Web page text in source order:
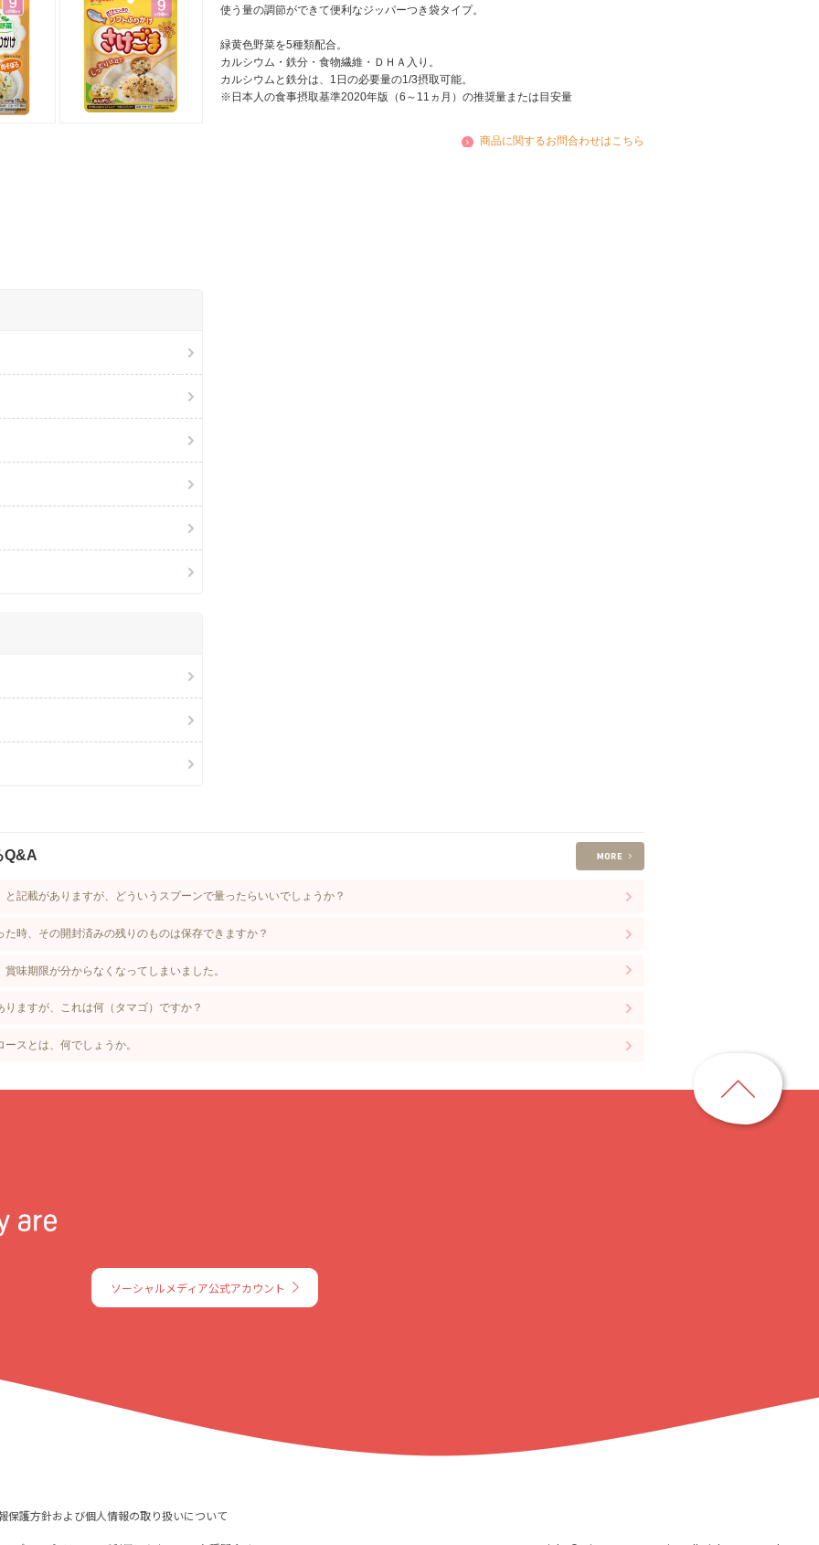
使う量の調節ができて便利なジッパーつき袋タイプ。
緑黄色野菜を5種類配合。
カルシウム・鉄分・食物繊維・ＤＨＡ入り。
カルシウムと鉄分は、1日の必要量の1/3摂取可能。
※日本人の食事摂取基準2020年版（6～11ヵ月）の推奨量または目安量
商品に関するお問合わせはこちら
Q&A
記載がありますが、どういうスプーンで量ったらいいでしょうか？
時、その開封済みの残りのものは保存できますか？
味期限が分からなくなってしまいました。
ますが、これは何（タマゴ）ですか？
スとは、何でしょうか。
ソーシャルメディア公式アカウント
保護方針および個人情報の取り扱いについて
ジ